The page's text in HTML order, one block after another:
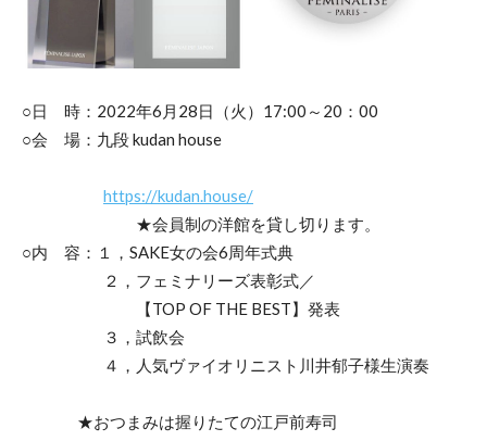
○日 時：2022年6月28日（火）17:00～20：00
○会 場：九段 kudan house
https://kudan.house/
★会員制の洋館を貸し切ります。
○内 容：１，SAKE女の会6周年式典
２，フェミナリーズ表彰式／
【TOP OF THE BEST】発表
３，試飲会
４，人気ヴァイオリニスト川井郁子様生演奏
★おつまみは握りたての江戸前寿司